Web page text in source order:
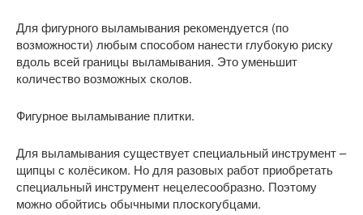
Для фигурного выламывания рекомендуется (по
возможности) любым способом нанести глубокую риску
вдоль всей границы выламывания. Это уменьшит
количество возможных сколов.
Фигурное выламывание плитки.
Для выламывания существует специальный инструмент –
щипцы с колёсиком. Но для разовых работ приобретать
специальный инструмент нецелесообразно. Поэтому
можно обойтись обычными плоскогубцами.